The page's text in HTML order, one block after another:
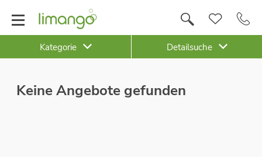
Kategorie Detailsuche
Keine Angebote gefunden